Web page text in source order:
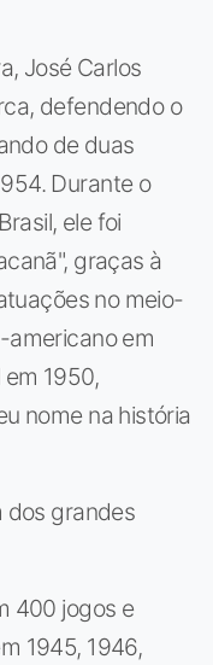
José Carlos
defendendo o
de duas
Durante o
ele foi
graças à
no meio-
americano em
1950,
nome na história
dos grandes
400 jogos e
1945, 1946,